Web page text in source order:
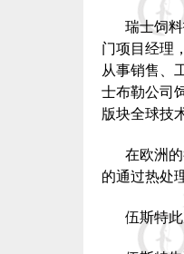
瑞士饲
门项目经理
从事销售、
士布勒公司
版块全球技
在欧洲
的通过热处
伍斯特